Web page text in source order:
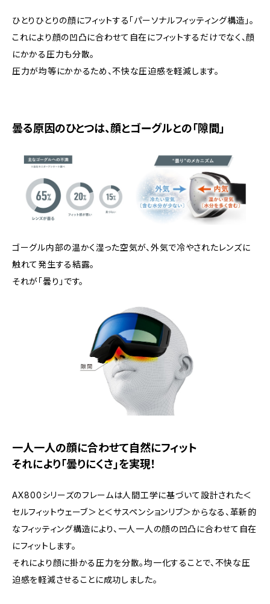
ひとりひとりの顔にフィットする「パーソナルフィッティング構造」。
これにより顔の凹凸に合わせて自在にフィットするだけでなく、顔
にかかる圧力も分散。
圧力が均等にかかるため、不快な圧迫感を軽減します。
曇る原因のひとつは、顔とゴーグルとの「隙間」
ゴーグル内部の温かく湿った空気が、外気で冷やされたレンズに
触れて発生する結露。
それが「曇り」です。
一人一人の顔に合わせて自然にフィット
それにより「曇りにくさ」を実現！
AX800シリーズのフレームは人間工学に基づいて設計された＜
セルフィットウェーブ＞と＜サスペンションリブ＞からなる、革新的
なフィッティング構造により、一人一人の顔の凹凸に合わせて自在
にフィットします。
それにより顔に掛かる圧力を分散。均一化することで、不快な圧
迫感を軽減させることに成功しました。